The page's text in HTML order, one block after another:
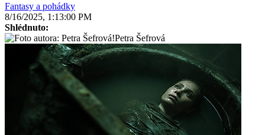
Fantasy a pohádky
8/16/2025, 1:13:00 PM
Shlédnuto:
Petra Šefrová